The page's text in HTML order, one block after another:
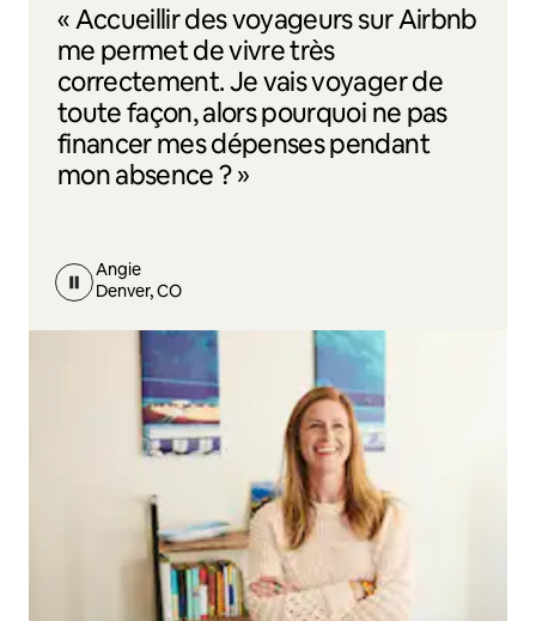
« Accueillir des voyageurs sur Airbnb
me permet de vivre très
correctement. Je vais voyager de
toute façon, alors pourquoi ne pas
financer mes dépenses pendant
mon absence ? »
Angie
Denver, CO